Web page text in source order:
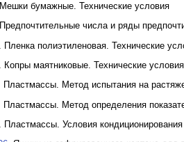
бумажные. Технические условия
числа и ряды
. Пленка полиэтиленовая. Технические
Копры маятниковые. Технические условия
Пластмассы. Метод испытания на
. Пластмассы. Метод определения
Условия